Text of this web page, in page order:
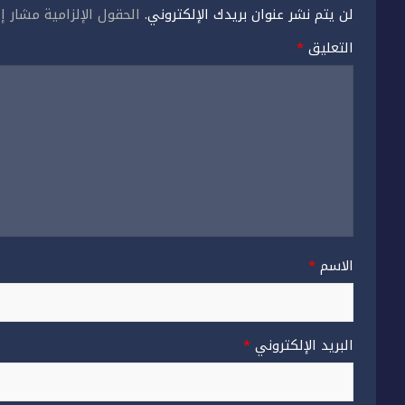
لن يتم نشر عنوان بريدك الإلكتروني. الحقول الإلزامية مشار
التعليق*
الاسم*
البريد الإلكتروني*